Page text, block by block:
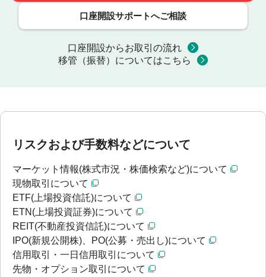
口座開設サポートへご相談
口座開設からお取引の流れ
移管（振替）についてはこちら
リスクおよび手数料などについて
マーケット情報(株式市況・株価検索など)について
現物取引について
ETF(上場投資信託)について
ETN(上場投資証券)について
REIT(不動産投資信託)について
IPO(新規公開株)、PO(公募・売出し)について
信用取引・一日信用取引について
先物・オプション取引について